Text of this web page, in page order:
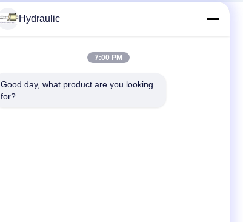
Schneller Kontakt
Telefon:
Hydraulic
7:00 PM
Good day, what product are you looking
for?